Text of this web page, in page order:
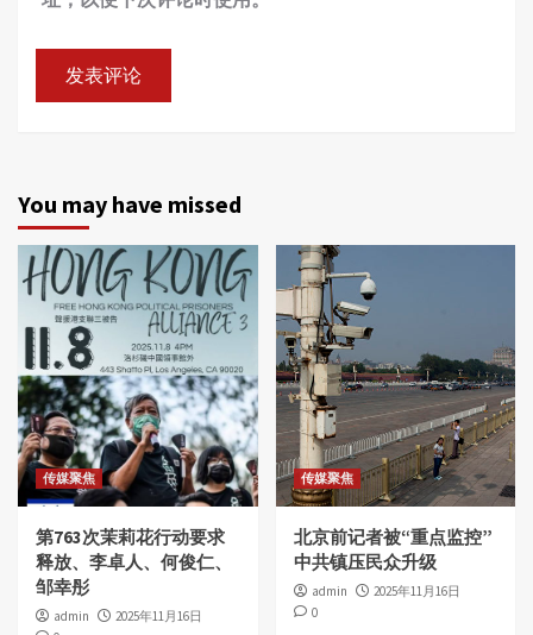
You may have missed
传媒聚焦
第763次茉莉花行动要求
释放、李卓人、何俊仁、
邹幸彤
admin
2025年11月16日
传媒聚焦
北京前记者被“重点监控”
中共镇压民众升级
admin
2025年11月16日
0